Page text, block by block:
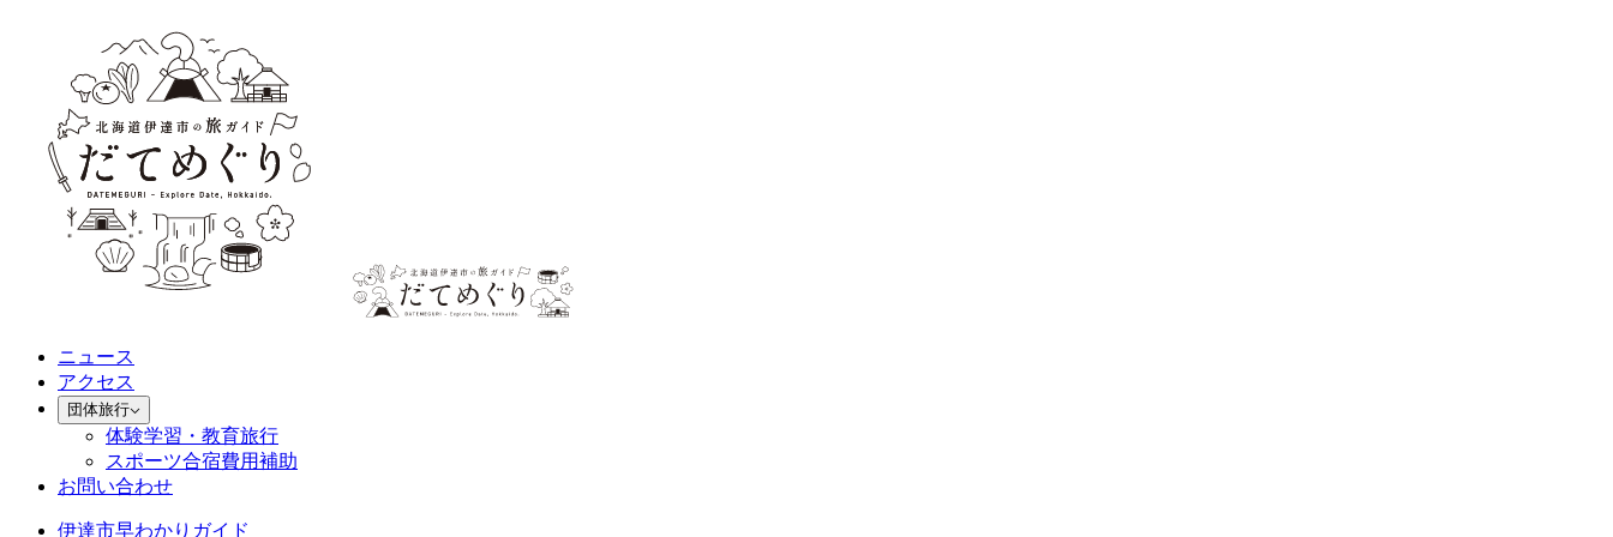
ニュース
アクセス
団体旅行
体験学習・教育旅行
スポーツ合宿費用補助
お問い合わせ
伊達市早わかりガイド